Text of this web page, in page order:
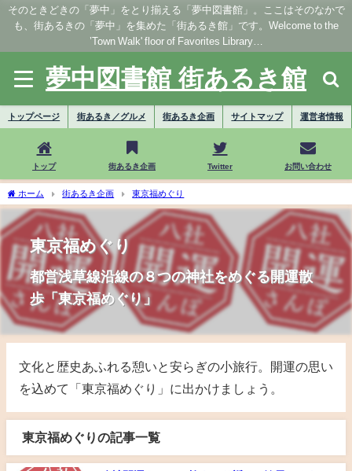
そのときどきの「夢中」をとり揃える「夢中図書館」。ここはそのなかで
も、街あるきの「夢中」を集めた「街あるき館」です。Welcome to the
’Town Walk' floor of Favorites Library…
夢中図書館 街あるき館
トップページ 街あるき／グルメ 街あるき企画 サイトマップ 運営者情報
トップ 街あるき企画 Twitter お問い合わせ
ホーム 街あるき企画 東京福めぐり
東京福めぐり
都営浅草線沿線の８つの神社をめぐる開運散
歩「東京福めぐり」
文化と歴史あふれる憩いと安らぎの小旅行。開運の思い
を込めて「東京福めぐり」に出かけましょう。
東京福めぐりの記事一覧